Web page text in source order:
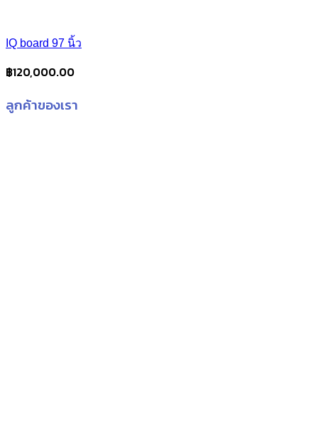
IQ board 97 นิ้ว
฿120,000.00
ลูกค้าของเรา